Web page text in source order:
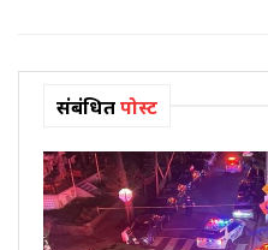
संबंधितपोस्ट